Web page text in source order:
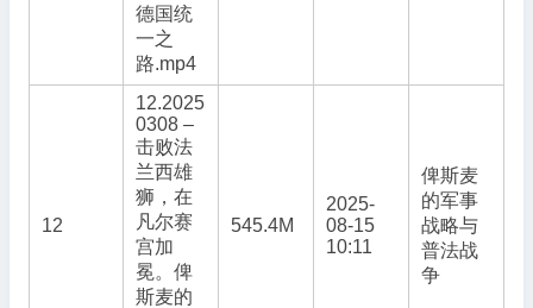
德国统
一之
路.mp4
12
12.2025
0308 –
击败法
兰西雄
狮，在
凡尔赛
宫加
冕。俾
斯麦的
545.4M
2025-
08-15
10:11
俾斯麦
的军事
战略与
普法战
争